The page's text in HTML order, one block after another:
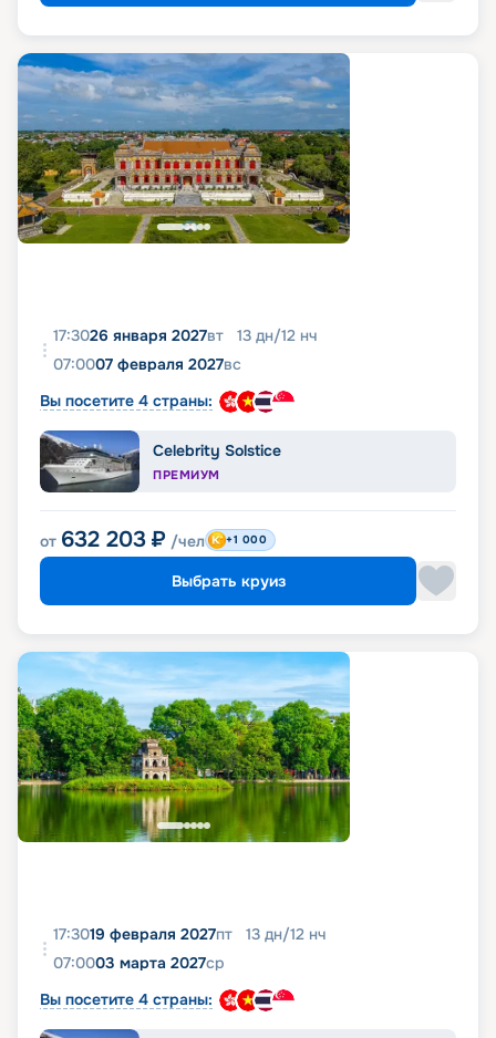
17:3026 января 2027вт 13 дн/12 нч
07:0007 февраля 2027вс
Вы посетите 4 страны:
Celebrity Solstice
ПРЕМИУМ
от 632 203 ₽ /чел +1 000
Выбрать круиз
17:3019 февраля 2027пт 13 дн/12 нч
07:0003 марта 2027ср
Вы посетите 4 страны: